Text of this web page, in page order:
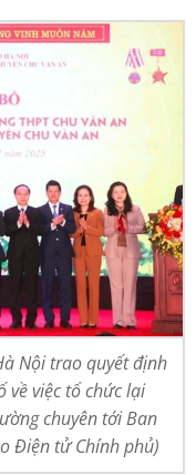
Nội trao quyết định
về việc tổ chức lại
chuyên tới Ban
Điện tử Chính phủ)